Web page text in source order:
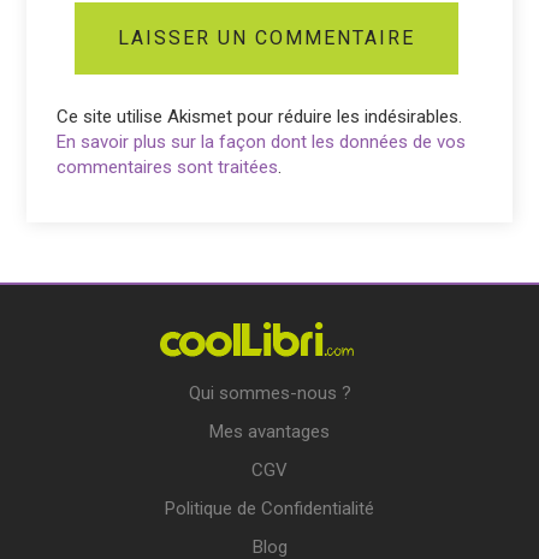
Ce site utilise Akismet pour réduire les indésirables.
En savoir plus sur la façon dont les données de vos
commentaires sont traitées
Qui sommes-nous ?
Mes avantages
CGV
Politique de Confidentialité
Blog